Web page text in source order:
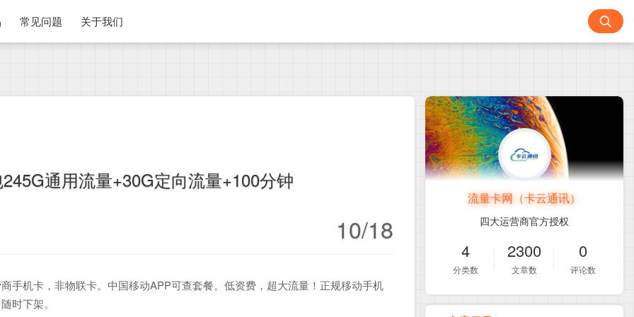
常见问题 关于我们
通用流量+30G定向流量+100分钟
10/18
手机卡，非物联卡。中国移动APP可查套餐。低资费，超大流量！正规移动手机
时下架。
流量卡网（卡云通讯）
四大运营商官方授权
4
分类数
2300
文章数
0
评论数